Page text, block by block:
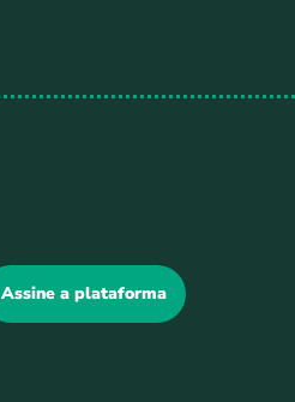
Assine a plataforma